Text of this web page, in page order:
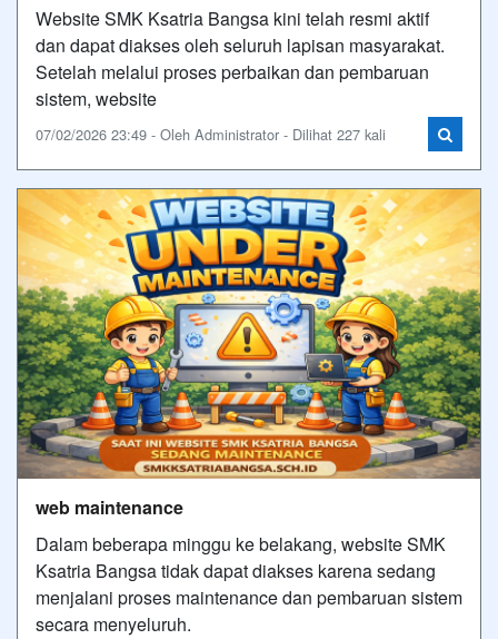
Website SMK Ksatria Bangsa kini telah resmi aktif
dan dapat diakses oleh seluruh lapisan masyarakat.
Setelah melalui proses perbaikan dan pembaruan
sistem, website
07/02/2026 23:49 - Oleh Administrator - Dilihat 227 kali
web maintenance
Dalam beberapa minggu ke belakang, website SMK
Ksatria Bangsa tidak dapat diakses karena sedang
menjalani proses maintenance dan pembaruan sistem
secara menyeluruh.